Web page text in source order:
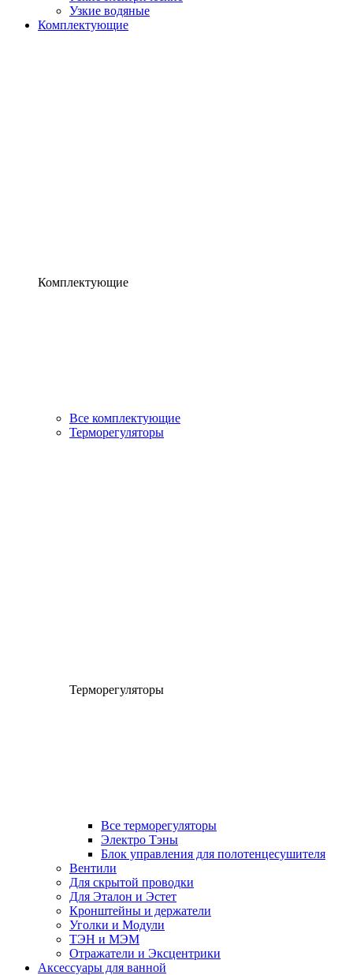
Узкие водяные
Комплектующие
Комплектующие
Все комплектующие
Терморегуляторы
Терморегуляторы
Все терморегуляторы
Электро Тэны
Блок управления для полотенцесушителя
Вентили
Для скрытой проводки
Для Эталон и Эстет
Кронштейны и держатели
Уголки и Модули
ТЭН и МЭМ
Отражатели и Эксцентрики
Аксессуары для ванной